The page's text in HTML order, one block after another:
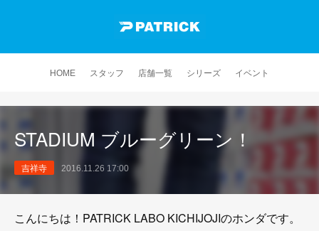
HOME スタッフ 店舗一覧 シリーズ イベント
STADIUM ブルーグリーン！
吉祥寺 2016.11.26 17:00
こんにちは！PATRICK LABO KICHIJOJIのホンダです。